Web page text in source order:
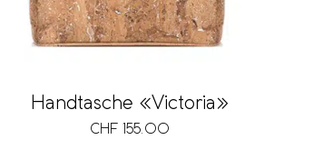
Handtasche «Victoria»
CHF 155.00